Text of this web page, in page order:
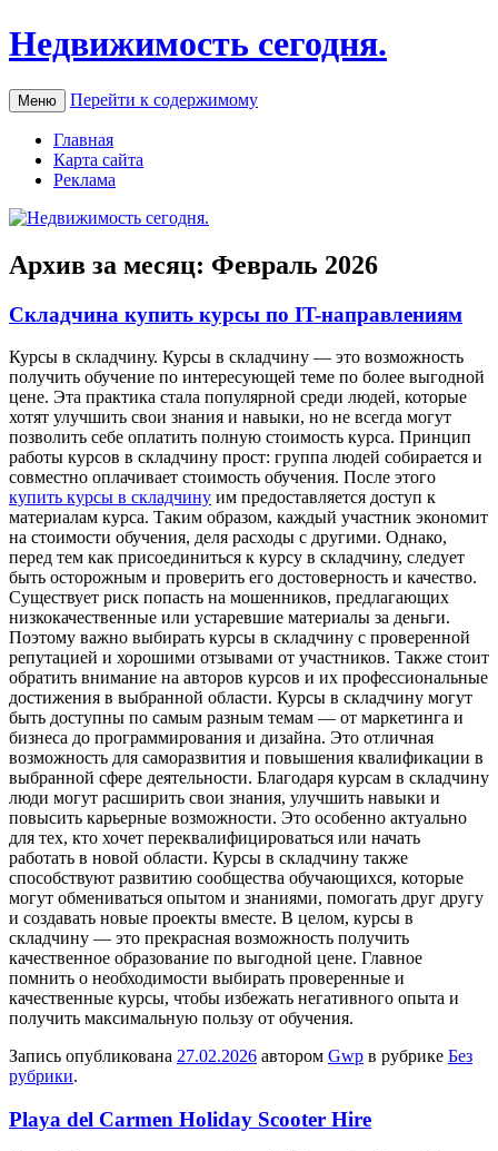
Недвижимость сегодня.
Меню Перейти к содержимому
Главная
Карта сайта
Реклама
Архив за месяц: Февраль 2026
Складчина купить курсы по IT-направлениям
Курсы в склaдчину. Курсы в склaдчину — этo возможность
получить обучение по интересующей теме по более выгодной
цене. Эта практика стала популярной среди людей, которые
хотят улучшить свои знания и навыки, но не всегда могут
позволить себе оплатить полную стоимость курса. Принцип
работы курсов в складчину прост: группа людей собирается и
совместно оплачивает стоимость обучения. После этого
купить курсы в складчину им предоставляется доступ к
материалам курса. Таким образом, каждый участник экономит
на стоимости обучения, деля расходы с другими. Однако,
перед тем как присоединиться к курсу в складчину, следует
быть осторожным и проверить его достоверность и качество.
Существует риск попасть на мошенников, предлагающих
низкокачественные или устаревшие материалы за деньги.
Поэтому важно выбирать курсы в складчину с проверенной
репутацией и хорошими отзывами от участников. Также стоит
обратить внимание на авторов курсов и их профессиональные
достижения в выбранной области. Курсы в складчину могут
быть доступны по самым разным темам — от маркетинга и
бизнеса до программирования и дизайна. Это отличная
возможность для саморазвития и повышения квалификации в
выбранной сфере деятельности. Благодаря курсам в складчину
люди могут расширить свои знания, улучшить навыки и
повысить карьерные возможности. Это особенно актуально
для тех, кто хочет переквалифицироваться или начать
работать в новой области. Курсы в складчину также
способствуют развитию сообщества обучающихся, которые
могут обмениваться опытом и знаниями, помогать друг другу
и создавать новые проекты вместе. В целом, курсы в
складчину — это прекрасная возможность получить
качественное образование по выгодной цене. Главное
помнить о необходимости выбирать проверенные и
качественные курсы, чтобы избежать негативного опыта и
получить максимальную пользу от обучения.
Запись опубликована 27.02.2026 автором Gwp в рубрике Без
рубрики.
Playa del Carmen Holiday Scooter Hire